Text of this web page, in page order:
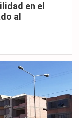
en el
al